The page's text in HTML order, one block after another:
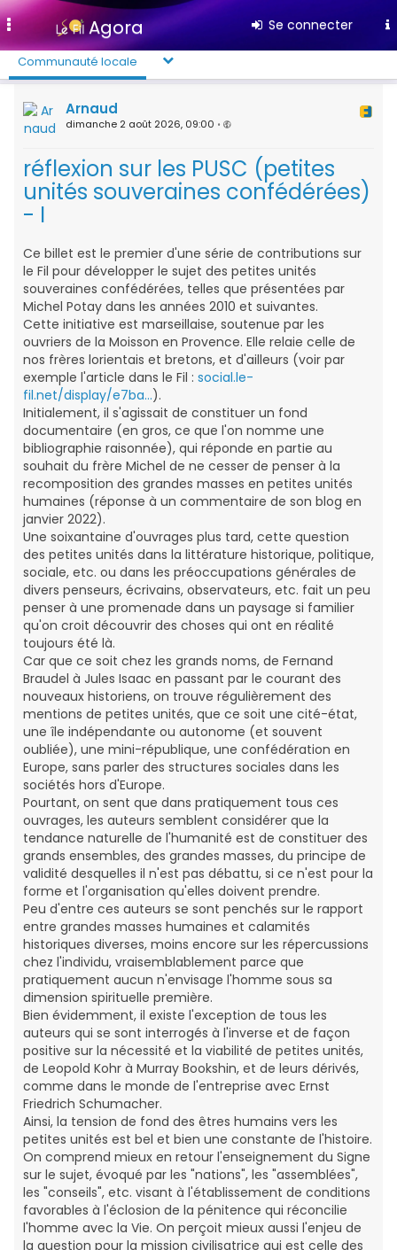
Agora Se connecter
Communauté locale
Arnaud
dimanche 2 août 2026, 09:00 •
réflexion sur les PUSC (petites
unités souveraines confédérées)
- I
Ce billet est le premier d'une série de contributions sur
le Fil pour développer le sujet des petites unités
souveraines confédérées, telles que présentées par
Michel Potay dans les années 2010 et suivantes.
Cette initiative est marseillaise, soutenue par les
ouvriers de la Moisson en Provence. Elle relaie celle de
nos frères lorientais et bretons, et d'ailleurs (voir par
exemple l'article dans le Fil : social.le-
fil.net/display/e7ba…).
Initialement, il s'agissait de constituer un fond
documentaire (en gros, ce que l'on nomme une
bibliographie raisonnée), qui réponde en partie au
souhait du frère Michel de ne cesser de penser à la
recomposition des grandes masses en petites unités
humaines (réponse à un commentaire de son blog en
janvier 2022).
Une soixantaine d'ouvrages plus tard, cette question
des petites unités dans la littérature historique, politique,
sociale, etc. ou dans les préoccupations générales de
divers penseurs, écrivains, observateurs, etc. fait un peu
penser à une promenade dans un paysage si familier
qu'on croit découvrir des choses qui ont en réalité
toujours été là.
Car que ce soit chez les grands noms, de Fernand
Braudel à Jules Isaac en passant par le courant des
nouveaux historiens, on trouve régulièrement des
mentions de petites unités, que ce soit une cité-état,
une île indépendante ou autonome (et souvent
oubliée), une mini-république, une confédération en
Europe, sans parler des structures sociales dans les
sociétés hors d'Europe.
Pourtant, on sent que dans pratiquement tous ces
ouvrages, les auteurs semblent considérer que la
tendance naturelle de l'humanité est de constituer des
grands ensembles, des grandes masses, du principe de
validité desquelles il n'est pas débattu, si ce n'est pour la
forme et l'organisation qu'elles doivent prendre.
Peu d'entre ces auteurs se sont penchés sur le rapport
entre grandes masses humaines et calamités
historiques diverses, moins encore sur les répercussions
chez l'individu, vraisemblablement parce que
pratiquement aucun n'envisage l'homme sous sa
dimension spirituelle première.
Bien évidemment, il existe l'exception de tous les
auteurs qui se sont interrogés à l'inverse et de façon
positive sur la nécessité et la viabilité de petites unités,
de Leopold Kohr à Murray Bookshin, et de leurs dérivés,
comme dans le monde de l'entreprise avec Ernst
Friedrich Schumacher.
Ainsi, la tension de fond des êtres humains vers les
petites unités est bel et bien une constante de l'histoire.
On comprend mieux en retour l'enseignement du Signe
sur le sujet, évoqué par les "nations", les "assemblées",
les "conseils", etc. visant à l'établissement de conditions
favorables à l'éclosion de la pénitence qui réconcilie
l'homme avec la Vie. On perçoit mieux aussi l'enjeu de
la question pour la mission civilisatrice qui est celle des